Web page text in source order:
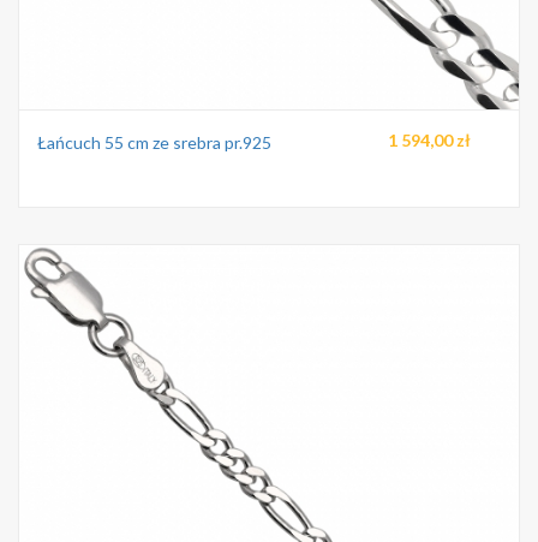
Łańcuch 55 cm ze srebra pr.925 1 594,00 zł